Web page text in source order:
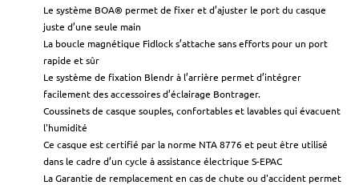
Le système BOA® permet de fixer et d’ajuster le port du casque
juste d’une seule main
La boucle magnétique Fidlock s’attache sans efforts pour un port
rapide et sûr
Le système de fixation Blendr à l’arrière permet d’intégrer
facilement des accessoires d’éclairage Bontrager.
Coussinets de casque souples, confortables et lavables qui évacuent
l'humidité
Ce casque est certifié par la norme NTA 8776 et peut être utilisé
dans le cadre d’un cycle à assistance électrique S-EPAC
La Garantie de remplacement en cas de chute ou d'accident permet